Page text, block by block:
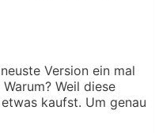
Version ein mal
Weil diese
kaufst. Um genau